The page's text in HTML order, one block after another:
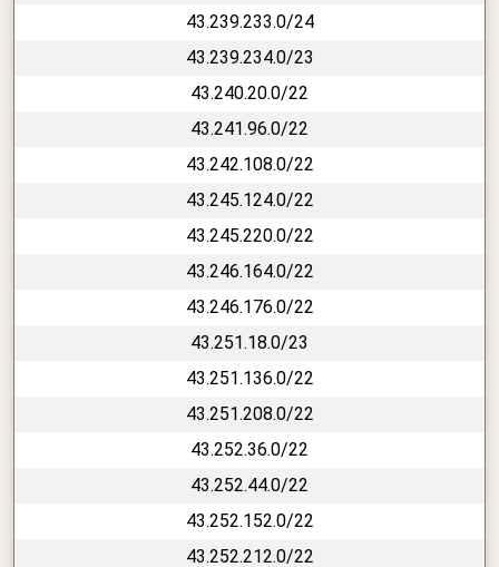
43.239.233.0/24
43.239.234.0/23
43.240.20.0/22
43.241.96.0/22
43.242.108.0/22
43.245.124.0/22
43.245.220.0/22
43.246.164.0/22
43.246.176.0/22
43.251.18.0/23
43.251.136.0/22
43.251.208.0/22
43.252.36.0/22
43.252.44.0/22
43.252.152.0/22
43.252.212.0/22